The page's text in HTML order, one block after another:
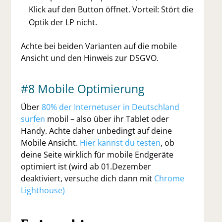
Klick auf den Button öffnet.Vorteil: Stört die
Optik der LP nicht.
Achte bei beiden Varianten auf die mobile
Ansicht und den Hinweis zur DSGVO.
#8 Mobile Optimierung
Über80% der Internetuser in Deutschland
surfen mobil – also über ihr Tablet oder
Handy. Achte daher unbedingt auf deine
Mobile Ansicht. Hier kannst du testen, ob
deine Seite wirklich für mobile Endgeräte
optimiert ist (wird ab 01.Dezember
deaktiviert, versuche dich dann mit Chrome
Lighthouse)